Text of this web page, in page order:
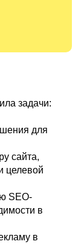
задачи:
для
сайта,
целевой
SEO-
в
в